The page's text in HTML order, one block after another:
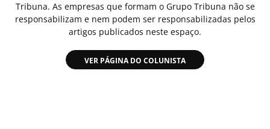
Tribuna. As empresas que formam o Grupo Tribuna não se
responsabilizam e nem podem ser responsabilizadas pelos
artigos publicados neste espaço.
VER PÁGINA DO COLUNISTA